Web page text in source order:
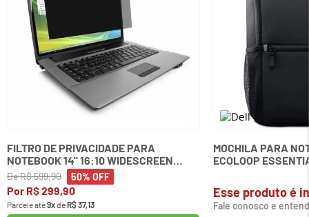
FILTRO DE PRIVACIDADE PARA
NOTEBOOK 14" 16:10 WIDESCREEN
KENSINGTON
DeR$599,90 50% OFF
Por R$299,90
Parcele até9xdeR$37,13
MOCHILA PARA
ECOLOOP
Esse produto é
Fale conosco e